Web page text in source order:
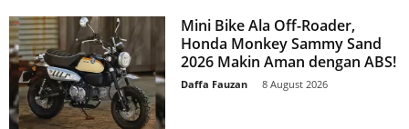
Mini Bike Ala Off-Roader,
Honda Monkey Sammy Sand
2026 Makin Aman dengan ABS!
Daffa Fauzan 8 August 2026